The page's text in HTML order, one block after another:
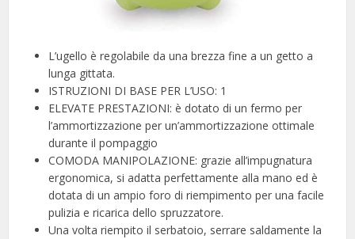
L’ugello è regolabile da una brezza fine a un getto a
lunga gittata.
ISTRUZIONI DI BASE PER L’USO: 1
ELEVATE PRESTAZIONI: è dotato di un fermo per
l’ammortizzazione per un’ammortizzazione ottimale
durante il pompaggio
COMODA MANIPOLAZIONE: grazie all’impugnatura
ergonomica, si adatta perfettamente alla mano ed è
dotata di un ampio foro di riempimento per una facile
pulizia e ricarica dello spruzzatore.
Una volta riempito il serbatoio, serrare saldamente la